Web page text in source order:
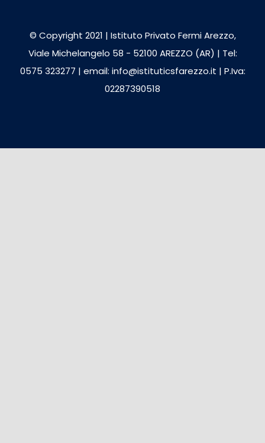
© Copyright 2021 | Istituto Privato Fermi Arezzo,
Viale Michelangelo 58 - 52100 AREZZO (AR) | Tel:
0575 323277 | email: info@istituticsfarezzo.it | P.Iva:
02287390518